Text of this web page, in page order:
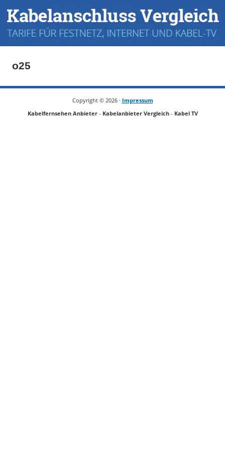
o25
Copyright © 2026 · Impressum
Kabelfernsehen Anbieter- Kabelanbieter Vergleich- Kabel TV